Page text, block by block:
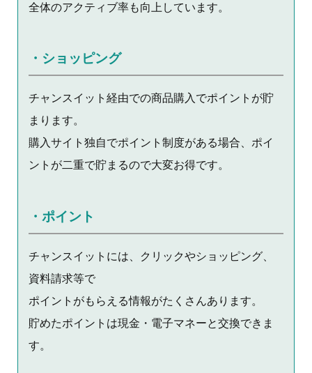
全体のアクティブ率も向上しています。
・ショッピング
チャンスイット経由での商品購入でポイントが貯
まります。
購入サイト独自でポイント制度がある場合、ポイ
ントが二重で貯まるので大変お得です。
・ポイント
チャンスイットには、クリックやショッピング、
資料請求等で
ポイントがもらえる情報がたくさんあります。
貯めたポイントは現金・電子マネーと交換できま
す。